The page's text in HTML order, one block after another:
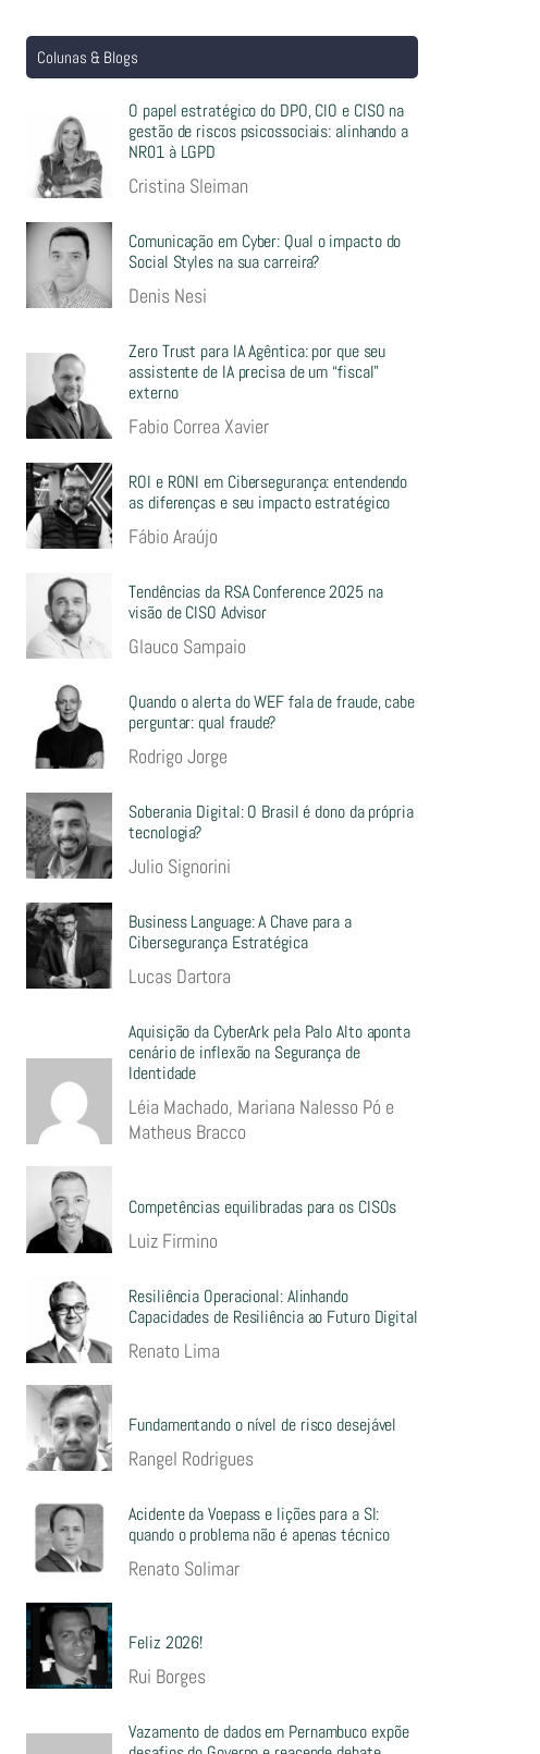
Colunas & Blogs
O papel estratégico do DPO, CIO e CISO na
gestão de riscos psicossociais: alinhando a
NR01 à LGPD
Cristina Sleiman
Comunicação em Cyber: Qual o impacto do
Social Styles na sua carreira?
Denis Nesi
Zero Trust para IA Agêntica: por que seu
assistente de IA precisa de um “fiscal”
externo
Fabio Correa Xavier
ROI e RONI em Cibersegurança: entendendo
as diferenças e seu impacto estratégico
Fábio Araújo
Tendências da RSA Conference 2025 na
visão de CISO Advisor
Glauco Sampaio
Quando o alerta do WEF fala de fraude, cabe
perguntar: qual fraude?
Rodrigo Jorge
Soberania Digital: O Brasil é dono da própria
tecnologia?
Julio Signorini
Business Language: A Chave para a
Cibersegurança Estratégica
Lucas Dartora
Aquisição da CyberArk pela Palo Alto aponta
cenário de inflexão na Segurança de
Identidade
Léia Machado, Mariana Nalesso Pó e
Matheus Bracco
Competências equilibradas para os CISOs
Luiz Firmino
Resiliência Operacional: Alinhando
Capacidades de Resiliência ao Futuro Digital
Renato Lima
Fundamentando o nível de risco desejável
Rangel Rodrigues
Acidente da Voepass e lições para a SI:
quando o problema não é apenas técnico
Renato Solimar
Feliz 2026!
Rui Borges
Vazamento de dados em Pernambuco expõe